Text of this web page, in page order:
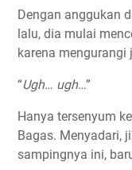
Dengan anggukan
lalu, dia mulai
karena
“Ugh… ugh…”
Hanya tersenyum
Bagas. Menyadari,
sampingnya ini,